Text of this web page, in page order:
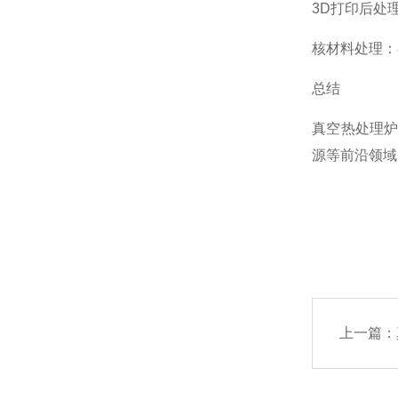
3D打印后处
核材料处理
总结
真空热处理
源等前沿领
上一篇：